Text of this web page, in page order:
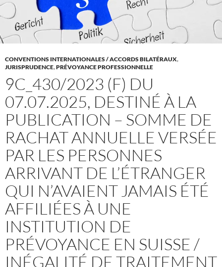
CONVENTIONS INTERNATIONALES / ACCORDS BILATÉRAUX,
JURISPRUDENCE,PRÉVOYANCE PROFESSIONNELLE
9C_430/2023 (F) DU
07.07.2025, DESTINÉ À LA
PUBLICATION – SOMME DE
RACHAT ANNUELLE VERSÉE
PAR LES PERSONNES
ARRIVANT DE L’ÉTRANGER
QUI N’AVAIENT JAMAIS ÉTÉ
AFFILIÉES À UNE
INSTITUTION DE
PRÉVOYANCE EN SUISSE /
INÉGALITÉ DE TRAITEMENT